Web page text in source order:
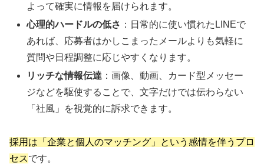
よって確実に情報を届けられます。
心理的ハードルの低さ ：日常的に使い慣れたLINEで
あれば、応募者はかしこまったメールよりも気軽に
質問や日程調整に応じやすくなります。
リッチな情報伝達 ：画像、動画、カード型メッセー
ジなどを駆使することで、文字だけでは伝わらない
「社風」を視覚的に訴求できます。
採用は「企業と個人のマッチング」という感情を伴うプロ
セスです。